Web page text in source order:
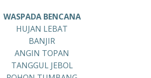
WASPADA BENCANA
HUJAN LEBAT
BANJIR
ANGIN TOPAN
TANGGUL JEBOL